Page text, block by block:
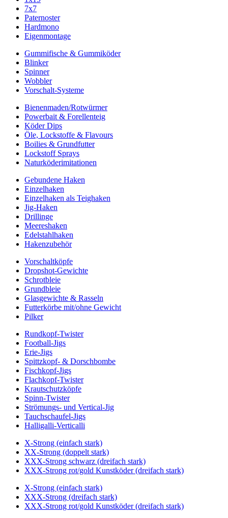
7x7
Paternoster
Hardmono
Eigenmontage
Gummifische & Gummiköder
Blinker
Spinner
Wobbler
Vorschalt-Systeme
Bienenmaden/Rotwürmer
Powerbait & Forellenteig
Köder Dips
Öle, Lockstoffe & Flavours
Boilies & Grundfutter
Lockstoff Sprays
Naturköderimitationen
Gebundene Haken
Einzelhaken
Einzelhaken als Teighaken
Jig-Haken
Drillinge
Meereshaken
Edelstahlhaken
Hakenzubehör
Vorschaltköpfe
Dropshot-Gewichte
Schrotbleie
Grundbleie
Glasgewichte & Rasseln
Futterkörbe mit/ohne Gewicht
Pilker
Rundkopf-Twister
Football-Jigs
Erie-Jigs
Spittzkopf- & Dorschbombe
Fischkopf-Jigs
Flachkopf-Twister
Krautschutzköpfe
Spinn-Twister
Strömungs- und Vertical-Jig
Tauchschaufel-Jigs
Halligalli-Verticalli
X-Strong (einfach stark)
XX-Strong (doppelt stark)
XXX-Strong schwarz (dreifach stark)
XXX-Strong rot/gold Kunstköder (dreifach stark)
X-Strong (einfach stark)
XXX-Strong (dreifach stark)
XXX-Strong rot/gold Kunstköder (dreifach stark)